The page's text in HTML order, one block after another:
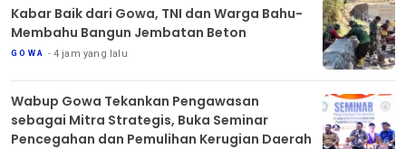
Kabar Baik dari Gowa, TNI dan Warga Bahu-
Membahu Bangun Jembatan Beton
GOWA 4 jam yang lalu
Wabup Gowa Tekankan Pengawasan
sebagai Mitra Strategis, Buka Seminar
Pencegahan dan Pemulihan Kerugian Daerah